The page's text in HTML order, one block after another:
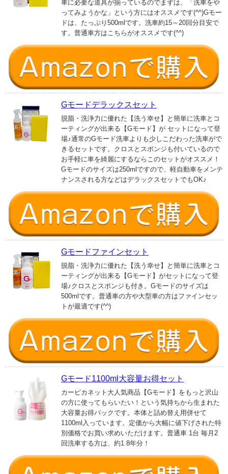
車に必要な道具が揃っているのでまずは、「洗車をや
ってみようかな」という方にはオススメです(^^)Gモー
ドは、たっぷり500mlです。洗車約15～20回分目安で
す。普通車方はこちらがオススメです(^^)
Gモードデラックスセット
脱脂・洗浄力に優れた【洗う幸せ】と簡単に洗車とコ
ーティングが出来る【Gモード】が セットになって登
場♪通常のGモード洗車よりも少しこだわった洗車がで
きるセットです。クロスとスポンジも付いているので
お手軽に車を綺麗にするならこのセットがオススメ！
Gモードのサイズは250mlですので、軽自動車をメンテ
ナンスされる方などはデラックスセットでもOK♪
Gモードファインセット
脱脂・洗浄力に優れた【洗う幸せ】と簡単に洗車とコ
ーティングが出来る【Gモード】がセットになって登
場♪クロスとスポンジも付き。Gモードのサイズは
500mlです。普通車の方や大型車の方はファインセッ
トが最適です(^^)
Gモード1100ml大容量お得セット
カーピカネット大人気商品【Gモード】をもっと沢山
の方に使ってもらいたい！という気持ちから生まれた
大容量お得パックです。本体と詰め替え用併せて
1100ml入っています。定価から大幅に値下げされた特
別価格でお買い求めいただけます。普通車 1台 毎月2
回洗車する方は、約1.8年分！